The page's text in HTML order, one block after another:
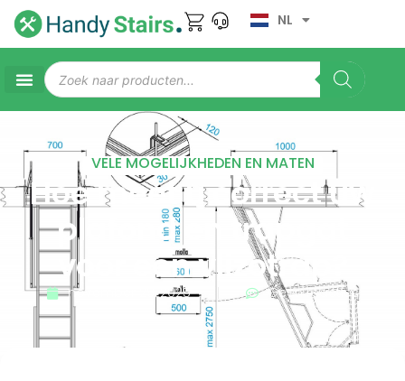
NL
VELE MOGELIJKHEDEN EN MATEN
Hoe meet u correct uw
plafond en trapgat
voor een vlizotrap?
november 29, 2025 Geen reacties